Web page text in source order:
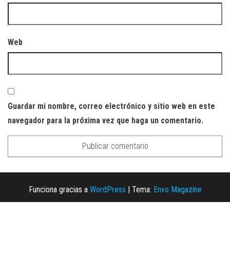
Web
Guardar mi nombre, correo electrónico y sitio web en este
navegador para la próxima vez que haga un comentario.
Funciona gracias a WordPress Tema: Envo Magazine